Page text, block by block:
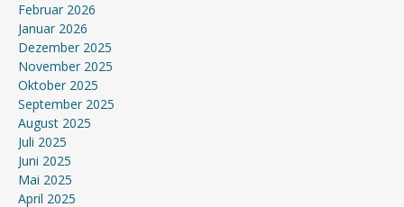
Februar 2026
Januar 2026
Dezember 2025
November 2025
Oktober 2025
September 2025
August 2025
Juli 2025
Juni 2025
Mai 2025
April 2025